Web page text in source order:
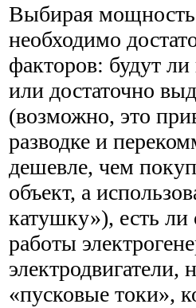
Выбирая мощность
необходимо
факторов: будут ли
или достаточно
(возможно, это
разводке и
дешевле, чем
объект, а
катушку»), есть ли
работы
«пусковые токи»,